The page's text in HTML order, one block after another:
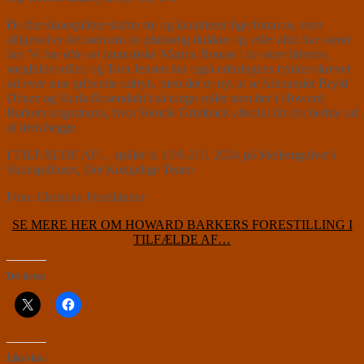
De fire skuespillere skifter tøj og karakterer lige foran os, men
alligevel er det som om de pludselig dukker op, eller altid har været
der. Vi har ofte set fantastiske Marina Bouras i de store lidende,
sorgfulde roller, og Tom Jensen har også erfaringens rynker skrevet
ud over sine gribende udtryk, men det er nyt at se Alexander Bryld
Obaze og Karla Rosendahl i så tunge roller som her i Howard
Barkers krigsdrama, hvor Henrik Grimbäck absolut får det bedste ud
af dem begge.
I TILFÆLDE AF… spiller d. 19/9-2/11 2024 på Mellemgulvet i
Skuespilhuset, Det Kongelige Teater
Foto: Christian Friedländer
SE MERE HER OM HOWARD BARKERS FORESTILLING I
TILFÆLDE AF…
Del dette:
Like this: